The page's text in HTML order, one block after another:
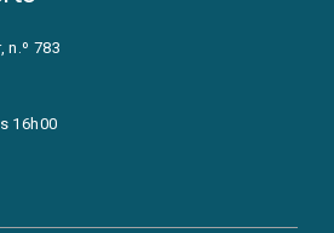
n.º 783
16h00